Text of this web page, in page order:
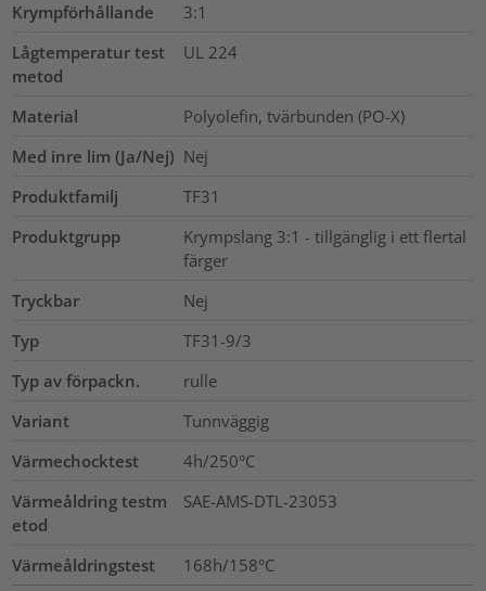
Krympförhållande
3:1
Lågtemperatur test
metod
UL 224
Material
Polyolefin, tvärbunden (PO-X)
Med inre lim (Ja/Nej) Nej
Produktfamilj
TF31
Produktgrupp
Krympslang 3:1 - tillgänglig i ett flertal
färger
Tryckbar
Nej
Typ
TF31-9/3
Typ av förpackn.
rulle
Variant
Tunnväggig
Värmechocktest
4h/250°C
Värmeåldring testm
etod
SAE-AMS-DTL-23053
Värmeåldringstest 168h/158°C